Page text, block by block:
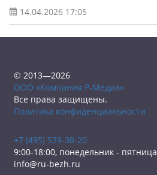
14.04.2026 17:05
© 2013—2026
ООО «Компания Р-Медиа»
Все права защищены.
Политика конфиденциальности
+7 (495) 539-30-20
9:00-18:00, понедельник - пятница
info@ru-bezh.ru